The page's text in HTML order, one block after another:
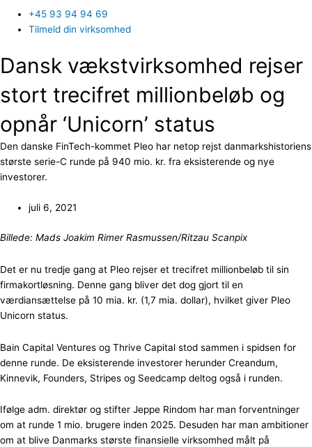
+45 93 94 94 69
Tilmeld din virksomhed
Dansk vækstvirksomhed rejser
stort trecifret millionbeløb og
opnår ‘Unicorn’ status
Den danske FinTech-kommet Pleo har netop rejst danmarkshistoriens
største serie-C runde på 940 mio. kr. fra eksisterende og nye
investorer.
juli 6, 2021
Billede: Mads Joakim Rimer Rasmussen/Ritzau Scanpix
Det er nu tredje gang at Pleo rejser et trecifret millionbeløb til sin
firmakortløsning. Denne gang bliver det dog gjort til en
værdiansættelse på 10 mia. kr. (1,7 mia. dollar), hvilket giver Pleo
Unicorn status.
Bain Capital Ventures og Thrive Capital stod sammen i spidsen for
denne runde. De eksisterende investorer herunder Creandum,
Kinnevik, Founders, Stripes og Seedcamp deltog også i runden.
Ifølge adm. direktør og stifter Jeppe Rindom har man forventninger
om at runde 1 mio. brugere inden 2025. Desuden har man ambitioner
om at blive Danmarks største finansielle virksomhed målt på